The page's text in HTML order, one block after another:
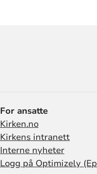
For ansatte
Kirken.no
Kirkens intranett
Interne nyheter
Logg på Optimizely